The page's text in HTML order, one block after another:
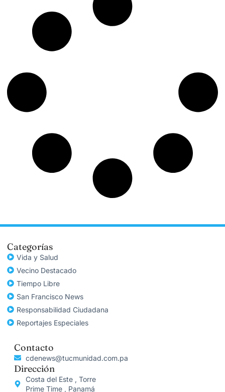
Categorías
Vida y Salud
Vecino Destacado
Tiempo Libre
San Francisco News
Responsabilidad Ciudadana
Reportajes Especiales
Contacto
cdenews@tucmunidad.com.pa
Dirección
Costa del Este , Torre
Prime Time , Panamá